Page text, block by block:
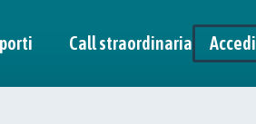
Call straordinaria Accedi